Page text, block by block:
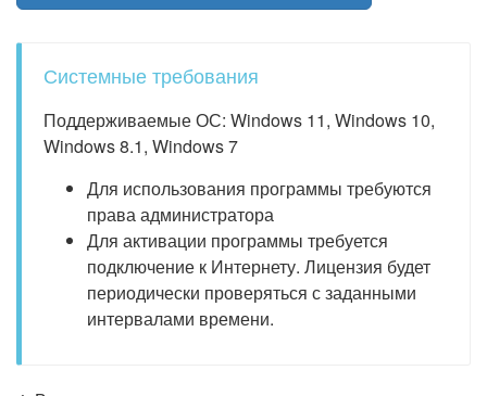
Системные требования
Поддерживаемые ОС: Windows 11, Windows 10,
Windows 8.1, Windows 7
Для использования программы требуются
права администратора
Для активации программы требуется
подключение к Интернету. Лицензия будет
периодически проверяться с заданными
интервалами времени.